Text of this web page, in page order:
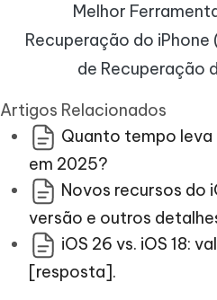
Melhor
Recuperação do
de Recuperação
Artigos Relacionados
Quanto tempo leva
em 2025?
Novos recursos do
versão e outros
iOS 26 vs. iOS 18:
[resposta].